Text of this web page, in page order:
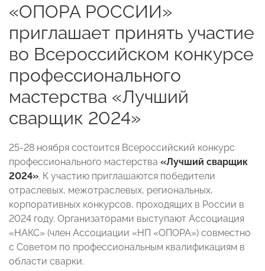
«ОПОРА РОССИИ»
приглашает принять участие
во Всероссийском конкурсе
профессионального
мастерства «Лучший
сварщик 2024»
25-28 ноября состоится Всероссийский конкурс
профессионального мастерства «Лучший сварщик
2024». К участию приглашаются победители
отраслевых, межотраслевых, региональных,
корпоративных конкурсов, проходящих в России в
2024 году. Организаторами выступают Ассоциация
«НАКС» (член Ассоциации «НП «ОПОРА») совместно
с Советом по профессиональным квалификациям в
области сварки.